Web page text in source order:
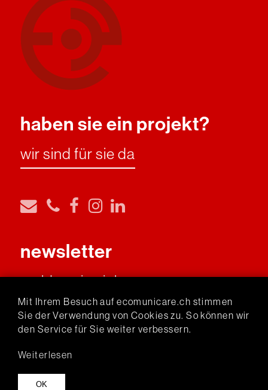
haben sie ein projekt?
wir sind für sie da
newsletter
melden sie sich an
livecam Sassalbo
Mit Ihrem Besuch auf ecomunicare.ch stimmen
Sie der Verwendung von Cookies zu. So können wir
den Service für Sie weiter verbessern.
Weiterlesen
OK